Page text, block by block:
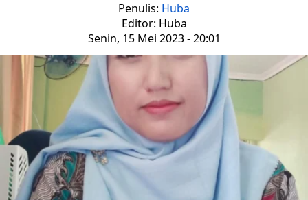
Penulis: Huba
Editor: Huba
Senin, 15 Mei 2023 - 20:01